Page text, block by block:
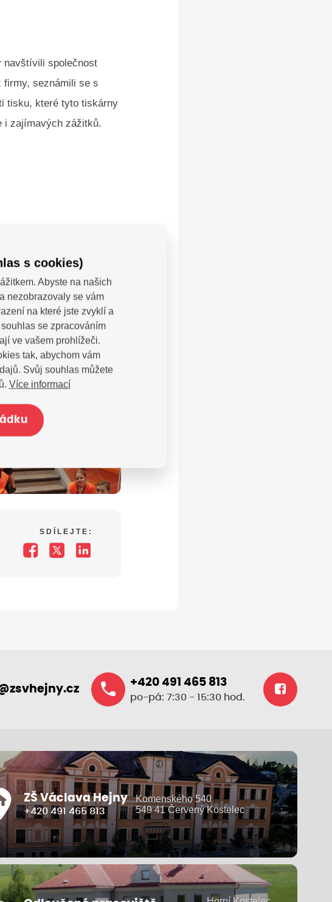
navštívili společnost
firmy, seznámili se s
tisku, které tyto tiskárny
i zajímavých zážitků.
SDÍLEJTE:
+420 491 465 813
po-pá: 7:30 - 15:30 hod.
ZŠ Václava Hejny
+420 491 465 813
Komenského 540
549 41 Červený Kostelec
s cookies)
Abyste na našich
nezobrazovaly se vám
na které jste zvyklí a
se zpracováním
ve vašem prohlížeči.
tak, abychom vám
Svůj souhlas můžete
Více informací